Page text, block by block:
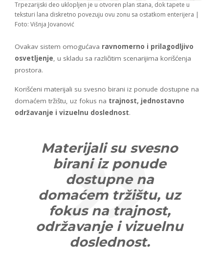
Trpezarijski deo uklopljen je u otvoren plan stana, dok tapete u
teksturi lana diskretno povezuju ovu zonu sa ostatkom enterijera |
Foto: Višnja Jovanović
Ovakav sistem omogućava ravnomerno i prilagodljivo
osvetljenje , u skladu sa različitim scenarijima korišćenja
prostora.
Korišćeni materijali su svesno birani iz ponude dostupne na
domaćem tržištu, uz fokus na trajnost, jednostavno
održavanje i vizuelnu doslednost.
Materijali su svesno
birani iz ponude
dostupne na
domaćem tržištu, uz
fokus na trajnost,
održavanje i vizuelnu
doslednost.